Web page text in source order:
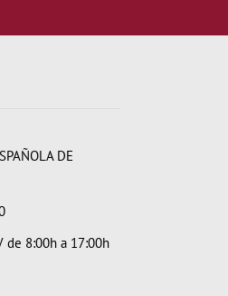
DE
de 8:00h a 17:00h